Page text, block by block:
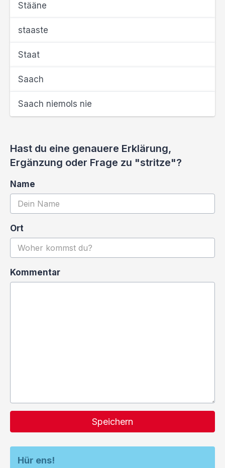
Stääne
staaste
Staat
Saach
Saach niemols nie
Hast du eine genauere Erklärung,
Ergänzung oder Frage zu "stritze"?
Name
Ort
Kommentar
Speichern
Hür ens!